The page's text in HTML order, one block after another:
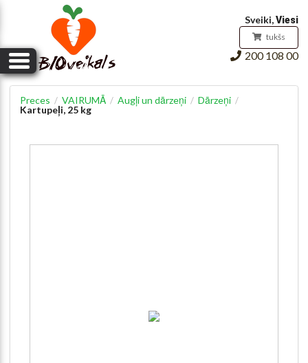
Sveiki,Viesi
Pirkumu grozs
tukšs
200 108 00
Preces / VAIRUMĀ / Augļi un dārzeņi / Dārzeņi /
Kartupeļi, 25 kg